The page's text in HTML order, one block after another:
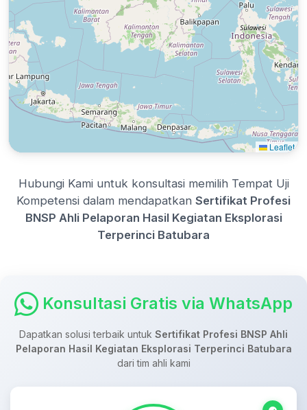
Leaflet
Hubungi Kami untuk konsultasi memilih Tempat Uji
Kompetensi dalam mendapatkan Sertifikat Profesi
BNSP Ahli Pelaporan Hasil Kegiatan Eksplorasi
Terperinci Batubara
Konsultasi Gratis via WhatsApp
Dapatkan solusi terbaik untuk Sertifikat Profesi BNSP Ahli
Pelaporan Hasil Kegiatan Eksplorasi Terperinci Batubara
dari tim ahli kami